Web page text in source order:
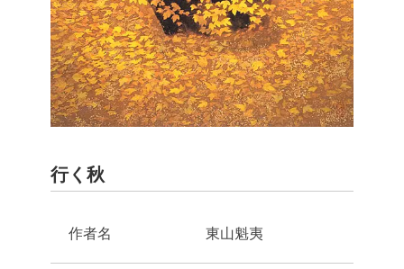
行く秋
作者名 東山魁夷